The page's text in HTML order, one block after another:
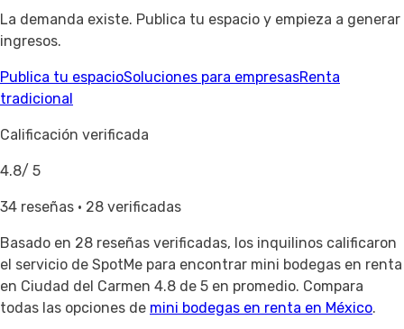
La demanda existe. Publica tu espacio y empieza a generar
ingresos.
Publica tu espacioSoluciones para empresasRenta
tradicional
Calificación verificada
4.8/ 5
34 reseñas · 28 verificadas
Basado en 28 reseñas verificadas, los inquilinos calificaron
el servicio de SpotMe para encontrar mini bodegas en renta
en Ciudad del Carmen 4.8 de 5 en promedio. Compara
todas las opciones de mini bodegas en renta en México.